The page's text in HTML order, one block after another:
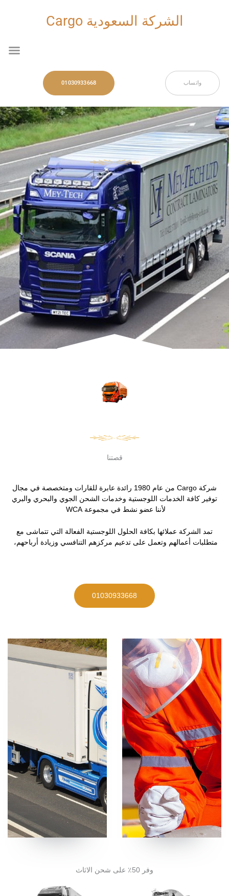
الشركة السعودية Cargo
واتساب 01030933668
قصتنا
شركة Cargo من عام 1980 رائدة عابرة للقارات ومتخصصة في مجال
توفير كافة الخدمات اللوجستية وخدمات الشحن الجوي والبحري والبري
لأننا عضو نشط في مجموعة WCA
تمد الشركة عملائها بكافة الحلول اللوجستية الفعالة التي تتماشى مع
متطلبات أعمالهم وتعمل على تدعيم مركزهم التنافسي وزيادة أرباحهم،
01030933668
وفر 50٪ على شحن الاثاث